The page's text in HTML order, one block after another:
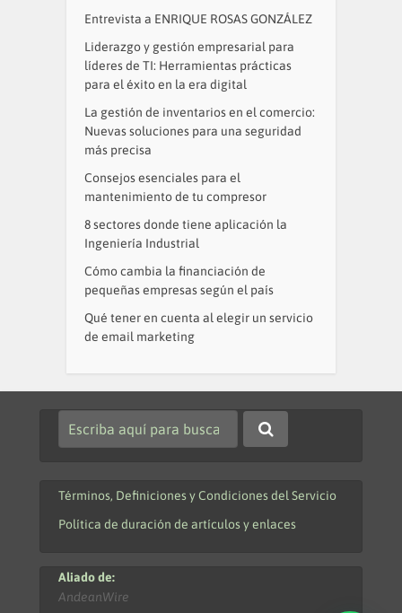
Entrevista a ENRIQUE ROSAS GONZÁLEZ
Liderazgo y gestión empresarial para
líderes de TI: Herramientas prácticas
para el éxito en la era digital
La gestión de inventarios en el comercio:
Nuevas soluciones para una seguridad
más precisa
Consejos esenciales para el
mantenimiento de tu compresor
8 sectores donde tiene aplicación la
Ingeniería Industrial
Cómo cambia la financiación de
pequeñas empresas según el país
Qué tener en cuenta al elegir un servicio
de email marketing
Términos, Definiciones y Condiciones del Servicio
Política de duración de artículos y enlaces
Aliado de:
AndeanWire